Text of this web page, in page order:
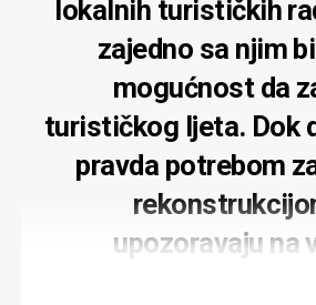
lokalnih turističkih
zajedno sa njim
mogućnost da
turističkog ljeta. Dok
pravda potrebom
upozoravaju na